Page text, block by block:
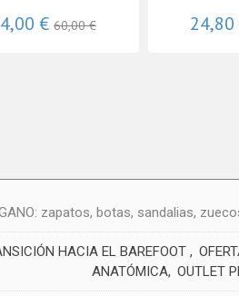
€60,00 €
zapatos, botas, sandalias,
HACIA EL BAREFOOT
ANATÓMICA OUTLET